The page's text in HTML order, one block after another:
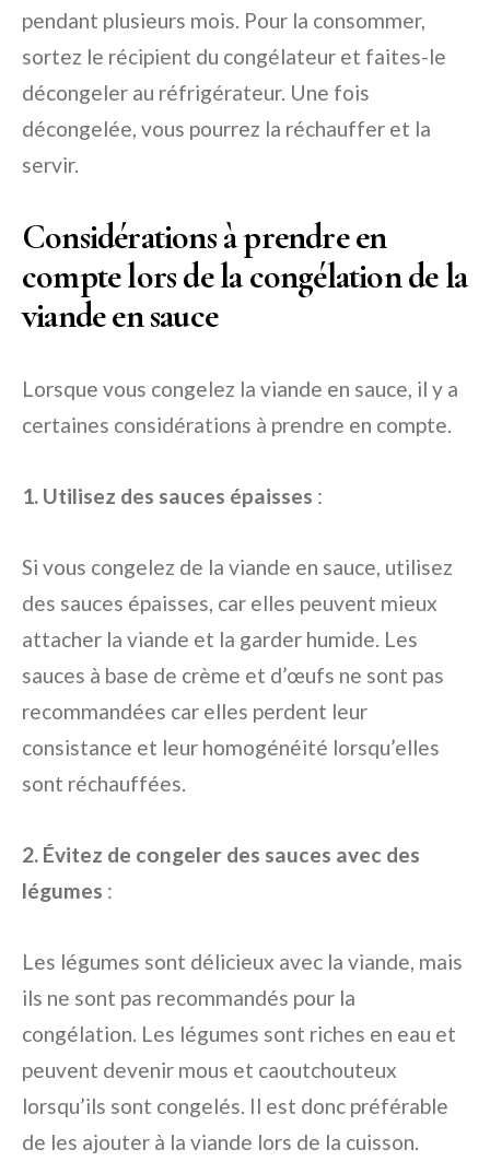
pendant plusieurs mois. Pour la consommer,
sortez le récipient du congélateur et faites-le
décongeler au réfrigérateur. Une fois
décongelée, vous pourrez la réchauffer et la
servir.
Considérations à prendre en
compte lors de la congélation de la
viande en sauce
Lorsque vous congelez la viande en sauce, il y a
certaines considérations à prendre en compte.
1. Utilisez des sauces épaisses :
Si vous congelez de la viande en sauce, utilisez
des sauces épaisses, car elles peuvent mieux
attacher la viande et la garder humide. Les
sauces à base de crème et d’œufs ne sont pas
recommandées car elles perdent leur
consistance et leur homogénéité lorsqu’elles
sont réchauffées.
2. Évitez de congeler des sauces avec des
légumes :
Les légumes sont délicieux avec la viande, mais
ils ne sont pas recommandés pour la
congélation. Les légumes sont riches en eau et
peuvent devenir mous et caoutchouteux
lorsqu’ils sont congelés. Il est donc préférable
de les ajouter à la viande lors de la cuisson.